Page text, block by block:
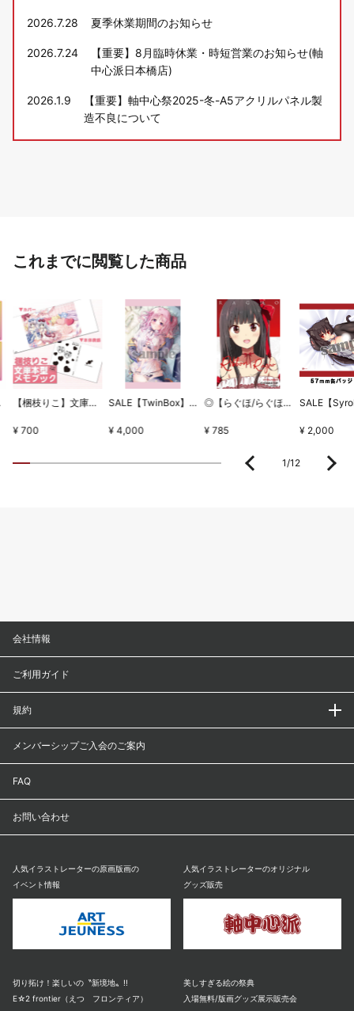
2026.7.28 夏季休業期間のお知らせ
2026.7.24
【重要】8月臨時休業・時短営業のお知らせ(軸
中心派日本橋店)
2026.1.9
【重要】軸中心祭2025-冬-A5アクリルパネル製
造不良について
これまでに閲覧した商品
セット 【梱枝りこ】文庫本型メモブック・「すいーとほいっぷ」限定版表紙
¥ 700
SALE【TwinBox】WSB1タペストリー・放課後の保健室
¥ 4,000
◎【らぐほ/らぐほのえりか】リボン
¥ 785 ¥ 2,000
1/12
人気イラストレーターの原画版画の
イベント情報
人気イラストレーターのオリジナル
グッズ販売
切り拓け！楽しいの〝新境地〟!!
E☆2 frontier（えつ フロンティア）
美しすぎる絵の祭典
入場無料/版画グッズ展示販売会
会社情報
ご利用ガイド
規約
メンバーシップご入会のご案内
FAQ
お問い合わせ